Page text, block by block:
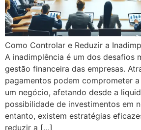
Como Controlar e Reduzir a
A inadimplência é um dos desafios
gestão financeira das empresas.
pagamentos podem comprometer
um negócio, afetando desde a
possibilidade de investimentos em
entanto, existem estratégias
reduzir a […]